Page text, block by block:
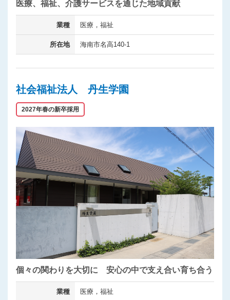
医療、福祉、介護サービスを通じた地域貢献
業種 医療，福祉
所在地 海南市名高140-1
社会福祉法人 丹生学園
2027年春の新卒採用
個々の関わりを大切に 安心の中で支え合い育ち合う
業種 医療，福祉